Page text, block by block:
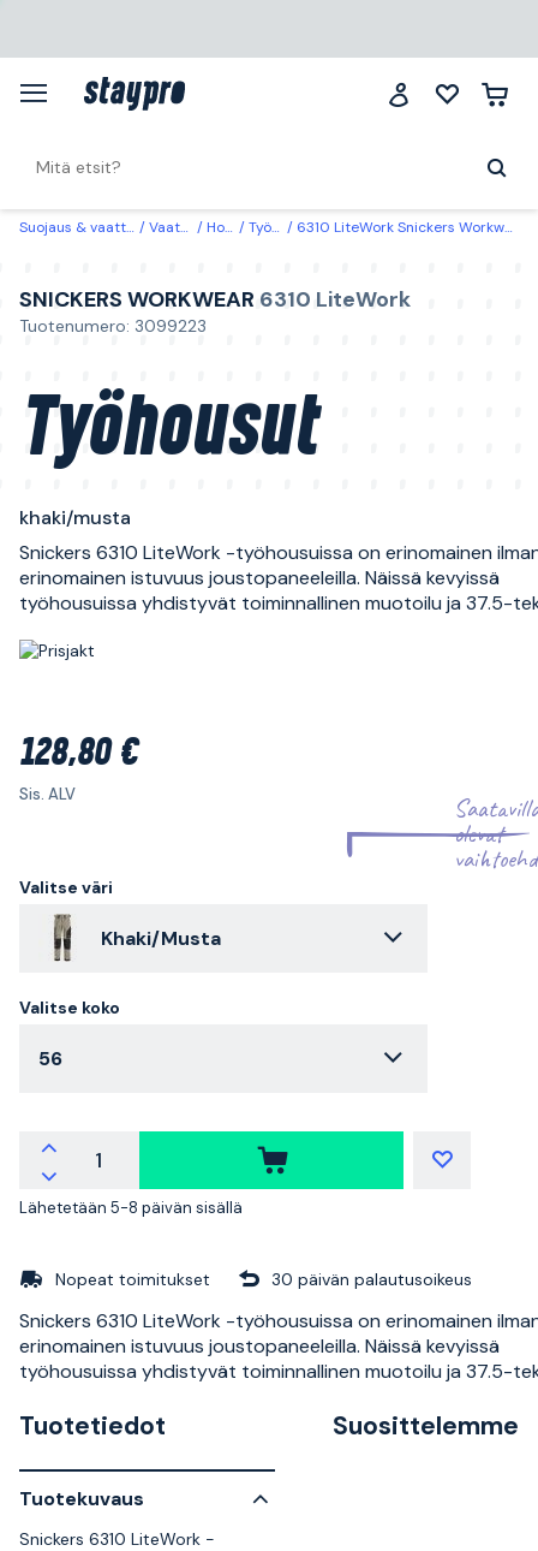
Suojaus & vaatteet Vaatteet Housut Työhousut 6310 LiteWork Snickers Workwear Työhousut khaki/musta Khaki/Musta
SNICKERS WORKWEAR 6310 LiteWork
Tuotenumero: 3099223
Työhousut
khaki/musta
Snickers 6310 LiteWork -työhousuissa on erinomainen
erinomainen istuvuus joustopaneeleilla. Näissä kevyissä
työhousuissa yhdistyvät toiminnallinen muotoilu ja 37.5-
128,80 €
Sis. ALV
olevat
Valitse väri
Khaki/Musta
Valitse koko
56
Lähetetään 5-8 päivän sisällä
Nopeat toimitukset 30 päivän palautusoikeus
Snickers 6310 LiteWork -työhousuissa on erinomainen
erinomainen istuvuus joustopaneeleilla. Näissä kevyissä
työhousuissa yhdistyvät toiminnallinen muotoilu ja 37.5-
Tuotetiedot
Tuotekuvaus
Snickers 6310 LiteWork -
Suosittelemme